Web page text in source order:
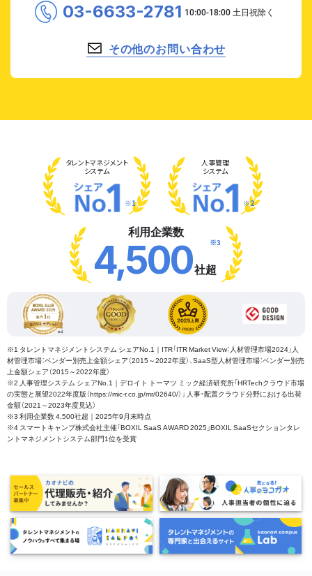
03-6633-2781
その他のお問い合わせ
タレントマネジメント
システム
※1
人事管理
システム
※2
利用企業数
4,500社超
※3
※1 タレントマネジメントシステム シェアNo.1｜ITR「ITR Market View：人材管理市場2024」人
材管理市場：ベンダー別売上金額シェア（2015～2022年度）、SaaS型人材管理市場：ベンダー別売
上金額シェア（2015～2022年度）
※2 人事管理システム シェアNo.1｜デロイト トーマツ ミック経済研究所「HRTechクラウド市場
の実態と展望2022年度版（https://mic-r.co.jp/mr/02640/）」 人事・配置クラウド分野における出荷
金額（2021～2023年度見込）
※3 利用企業数 4,500社超｜2025年9月末時点
※4 スマートキャンプ株式会社主催「BOXIL SaaS AWARD 2025」BOXIL SaaSセクションタレ
ントマネジメントシステム部門1位を受賞